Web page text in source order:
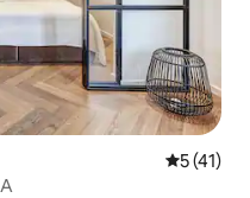
5 de uma
5 (41)